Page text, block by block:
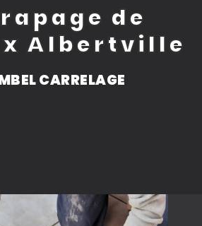
de
Albertville
CARRELAGE